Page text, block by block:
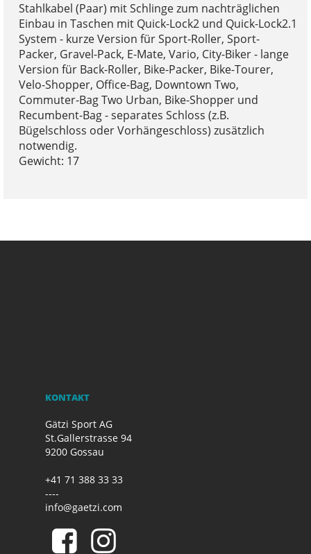
Stahlkabel (Paar) mit Schlinge zum nachträglichen
Einbau in Taschen mit Quick-Lock2 und Quick-Lock2.1
System - kurze Version für Sport-Roller, Sport-
Packer, Gravel-Pack, E-Mate, Vario, City-Biker - lange
Version für Back-Roller, Bike-Packer, Bike-Tourer,
Velo-Shopper, Office-Bag, Downtown Two,
Commuter-Bag Two Urban, Bike-Shopper und
Recumbent-Bag - separates Schloss (z.B.
Bügelschloss oder Vorhängeschloss) zusätzlich
notwendig.
Gewicht: 17
KONTAKT
Gätzi Sport AG
St.Gallerstrasse 94
9200 Gossau
+41 71 388 33 33
----
info@gaetzi.com